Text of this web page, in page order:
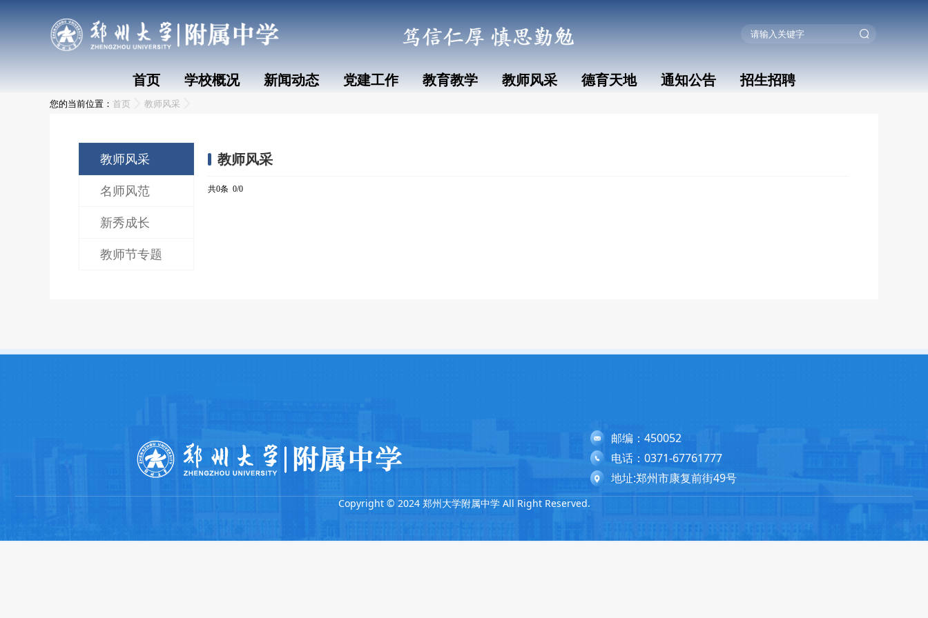
首页 学校概况 新闻动态 党建工作 教育教学 教师风采 德育天地 通知公告 招生招聘
您的当前位置： 首页 教师风采
教师风采
名师风范
新秀成长
教师节专题
教师风采
共0条 0/0
邮编：450052
电话：0371-67761777
地址:郑州市康复前街49号
Copyright © 2024 郑州大学附属中学 All Right Reserved.